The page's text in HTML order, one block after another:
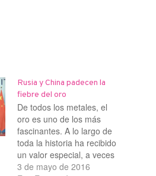
Rusia y China padecen la
fiebre del oro
De todos los metales, el
oro es uno de los más
fascinantes. A lo largo de
toda la historia ha recibido
un valor especial, a veces
sagrado o espiritual, desde
3 de mayo de 2016